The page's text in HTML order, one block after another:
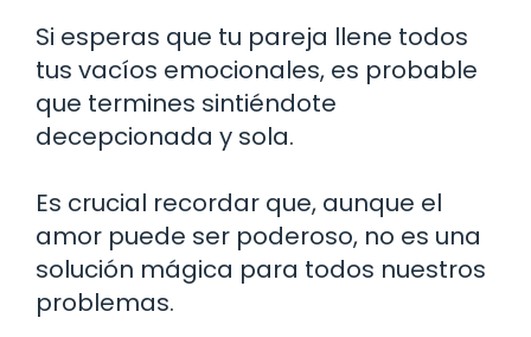
Si esperas que tu pareja llene todos
tus vacíos emocionales, es probable
que termines sintiéndote
decepcionada y sola.
Es crucial recordar que, aunque el
amor puede ser poderoso, no es una
solución mágica para todos nuestros
problemas.